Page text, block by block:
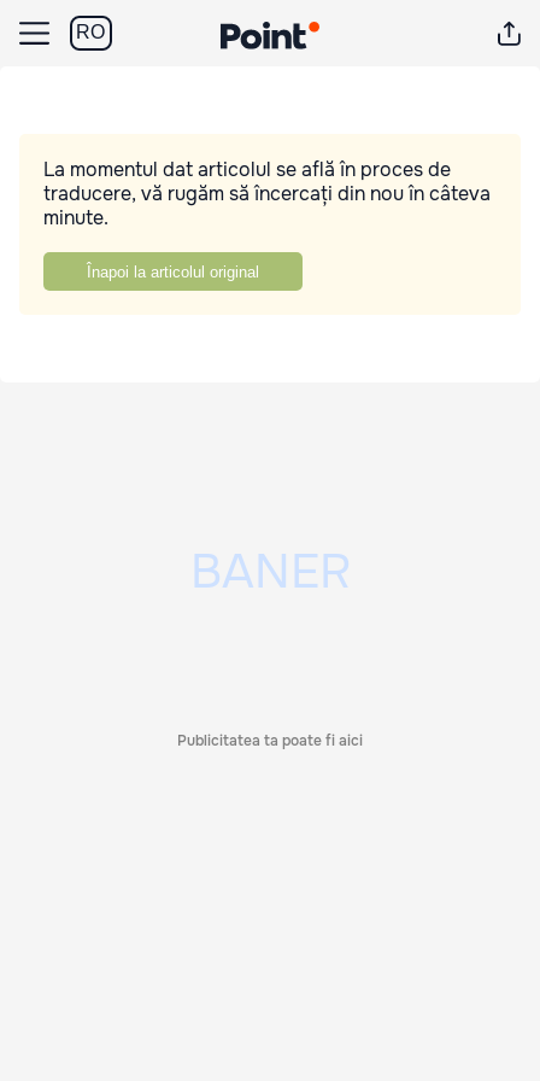
RO
La momentul dat articolul se află în proces de
traducere, vă rugăm să încercați din nou în câteva
minute.
Înapoi la articolul original
Publicitatea ta poate fi aici